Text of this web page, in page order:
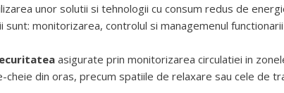
unor solutii si tehnologii cu consum redus de
sunt: monitorizarea, controlul si managemenul
asigurate prin monitorizarea circulatiei in
cheie din oras, precum spatiile de relaxare sau cele de